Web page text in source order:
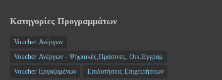
Κατηγορίες Προγραμμάτων
Voucher Ανέργων
Voucher Ανέργων - Ψηφιακές,Πράσινες, Οικ.Εγγραμ
Voucher Εργαζομένων
Επιδοτήσεις Επιχειρήσεων